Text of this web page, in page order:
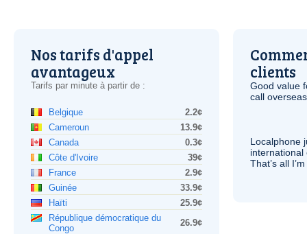
Nos tarifs d'appel
avantageux
Tarifs par minute à partir de :
Belgique
2.2¢
Cameroun
13.9¢
Canada
0.3¢
Côte d'Ivoire
39¢
France
2.9¢
Guinée
33.9¢
Haïti
25.9¢
République démocratique du
Congo
26.9¢
clients
Good value
call
Localphone
international
That’s all